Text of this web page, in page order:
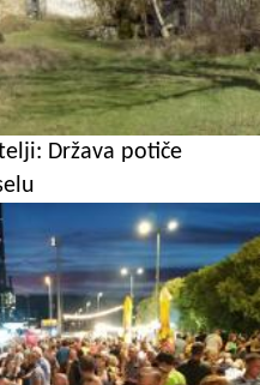
Država potiče